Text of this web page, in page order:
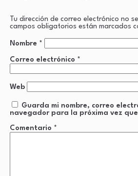
Tu dirección de correo electrónico no
campos obligatorios están marcados
Nombre *
Correo electrónico *
Web
Guarda mi nombre, correo
navegador para la próxima vez
Comentario *